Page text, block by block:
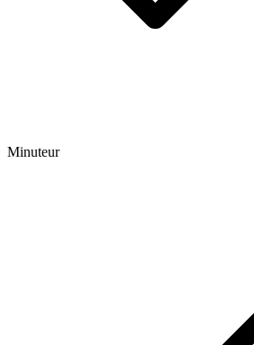
Minuteur